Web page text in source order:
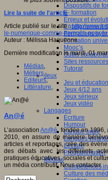
Dispositifs de
E- formation
Enjeux et
Enseignement
Formations
Formation
Mooc’s
Outils
Sites ressources
Tutorat
Jeux
Jeu et éducation
Jeux 4/12 ans
Jeux sérieux
Jeux vidéo
Langages
Ecriture
Humour
Langue orale
Langues
Lecture
Programmation
Médias
Compétences
Culture des
Lire la suite de l'article
Article publié sur le site :http://
le-numerique-comme-tremplin-pour-
Auteur : Mélissa Haquenne
Dernière modification le mardi, 01
Médias,
Métiers,
Editeurs,
Littérature,
An@é
L’associationAn@é, fondée en 1996,
2010, en assure de manière
articles et reportages, crée des
des débats avec les différents
pratiques éducatives, sociales et
un média contributif. Nous contacter.